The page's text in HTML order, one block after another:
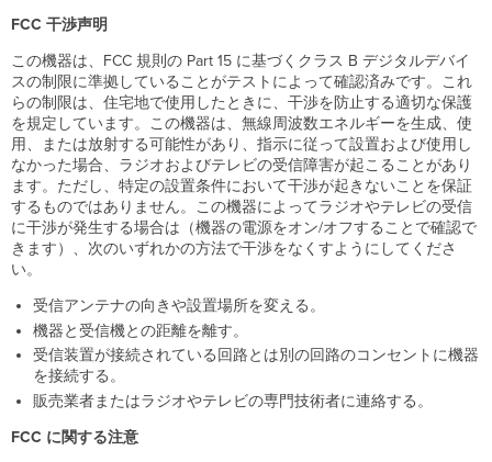
FCC 干渉声明
この機器は、FCC 規則の Part 15 に基づくクラス B デジタルデバイ
スの制限に準拠していることがテストによって確認済みです。これ
らの制限は、住宅地で使用したときに、干渉を防止する適切な保護
を規定しています。この機器は、無線周波数エネルギーを生成、使
用、または放射する可能性があり、指示に従って設置および使用し
なかった場合、ラジオおよびテレビの受信障害が起こることがあり
ます。ただし、特定の設置条件において干渉が起きないことを保証
するものではありません。この機器によってラジオやテレビの受信
に干渉が発生する場合は（機器の電源をオン/オフすることで確認で
きます）、次のいずれかの方法で干渉をなくすようにしてくださ
い。
受信アンテナの向きや設置場所を変える。
機器と受信機との距離を離す。
受信装置が接続されている回路とは別の回路のコンセントに機器
を接続する。
販売業者またはラジオやテレビの専門技術者に連絡する。
FCC に関する注意